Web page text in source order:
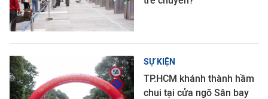
SỰ KIỆN
TP.HCM khánh thành hầm
chui tại cửa ngõ Sân bay